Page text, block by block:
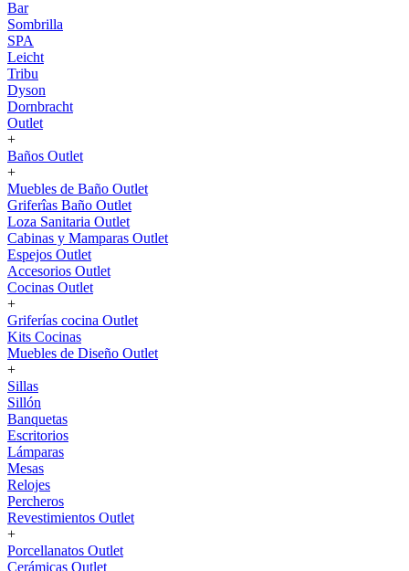
Bar
Sombrilla
SPA
Leicht
Tribu
Dyson
Dornbracht
Outlet
+
Baños Outlet
+
Muebles de Baño Outlet
Griferîas Baño Outlet
Loza Sanitaria Outlet
Cabinas y Mamparas Outlet
Espejos Outlet
Accesorios Outlet
Cocinas Outlet
+
Griferías cocina Outlet
Kits Cocinas
Muebles de Diseño Outlet
+
Sillas
Sillón
Banquetas
Escritorios
Lámparas
Mesas
Relojes
Percheros
Revestimientos Outlet
+
Porcellanatos Outlet
Cerámicas Outlet